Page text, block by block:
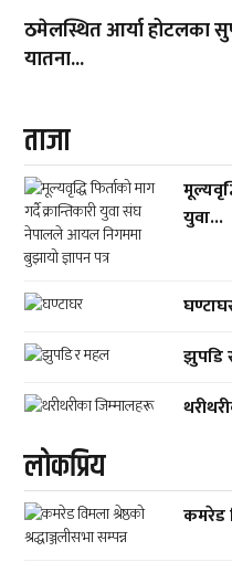
ठमेलस्थित आर्या होटलका
यातना...
ताजा
युवा...
झुपडि
लाेकप्रिय
कमरेड